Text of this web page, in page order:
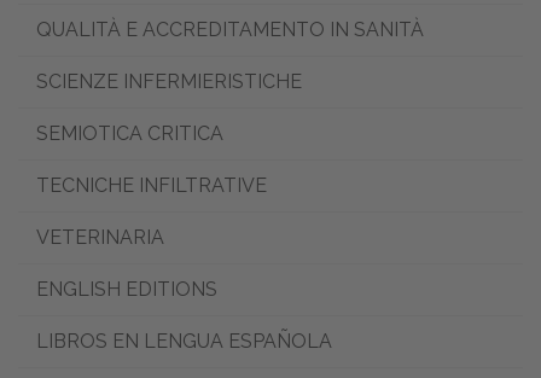
QUALITÀ E ACCREDITAMENTO IN SANITÀ
SCIENZE INFERMIERISTICHE
SEMIOTICA CRITICA
TECNICHE INFILTRATIVE
VETERINARIA
ENGLISH EDITIONS
LIBROS EN LENGUA ESPAÑOLA